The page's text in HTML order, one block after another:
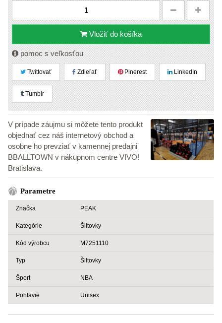
Vložiť do košíka
pomoc s veľkosťou
Twittovať Zdieľať Pinerest LinkedIn
Tumblr
V prípade záujmu si môžete tento produkt
objednať cez náš internetový obchod a
osobne ho prevziať v kamennej predajni
BBALLTOWN v nákupnom centre VIVO!
Bratislava.
Parametre
Značka PEAK
Kategórie Šiltovky
Kód výrobcu M7251110
Typ Šiltovky
Šport NBA
Pohlavie Unisex